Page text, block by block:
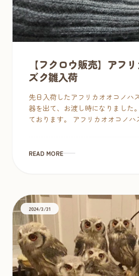
【フクロウ販売】アフ
ズク雛入荷
先日入荷したアフリカオオコノハ
器を出て、お渡し時になりました
ております。 アフリカオオコノハ
READ MORE
2024/3/31